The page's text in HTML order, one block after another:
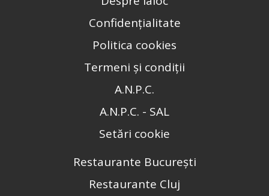
Confidențialitate
Politica cookies
Termeni și condiții
A.N.P.C.
A.N.P.C. - SAL
Setări cookie
Restaurante București
Restaurante Cluj